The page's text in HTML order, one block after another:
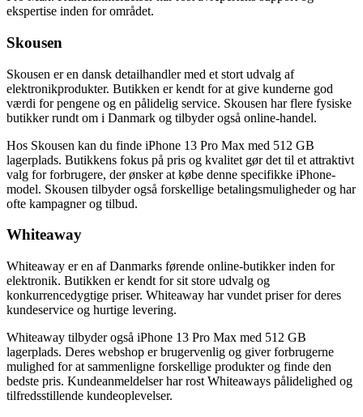
ekspertise inden for området.
Skousen
Skousen er en dansk detailhandler med et stort udvalg af
elektronikprodukter. Butikken er kendt for at give kunderne god
værdi for pengene og en pålidelig service. Skousen har flere fysiske
butikker rundt om i Danmark og tilbyder også online-handel.
Hos Skousen kan du finde iPhone 13 Pro Max med 512 GB
lagerplads. Butikkens fokus på pris og kvalitet gør det til et attraktivt
valg for forbrugere, der ønsker at købe denne specifikke iPhone-
model. Skousen tilbyder også forskellige betalingsmuligheder og har
ofte kampagner og tilbud.
Whiteaway
Whiteaway er en af Danmarks førende online-butikker inden for
elektronik. Butikken er kendt for sit store udvalg og
konkurrencedygtige priser. Whiteaway har vundet priser for deres
kundeservice og hurtige levering.
Whiteaway tilbyder også iPhone 13 Pro Max med 512 GB
lagerplads. Deres webshop er brugervenlig og giver forbrugerne
mulighed for at sammenligne forskellige produkter og finde den
bedste pris. Kundeanmeldelser har rost Whiteaways pålidelighed og
tilfredsstillende kundeoplevelser.